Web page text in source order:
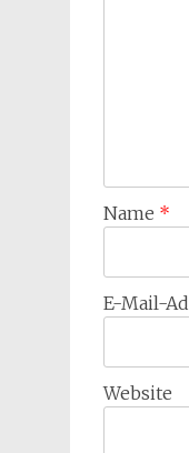
Name *
E-Mail-
Website